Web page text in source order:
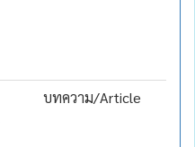
บทความ/Article